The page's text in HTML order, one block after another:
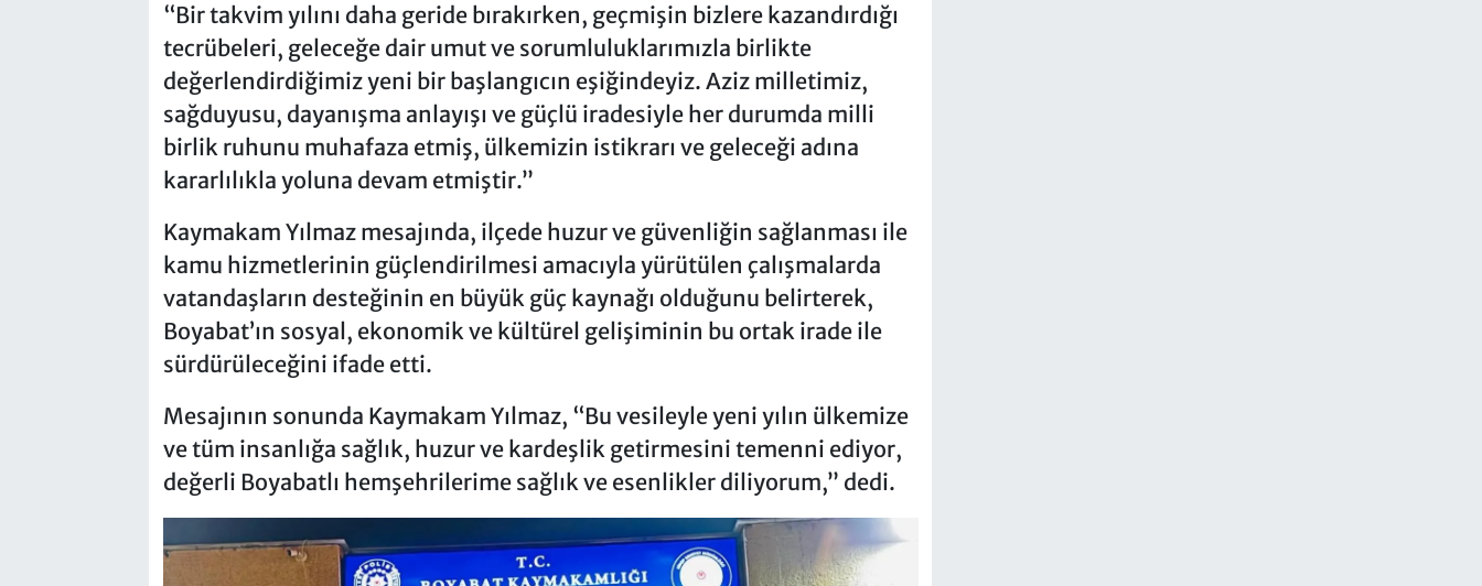
“Bir takvim yılını daha geride bırakırken, geçmişin bizlere kazandırdığı
tecrübeleri, geleceğe dair umut ve sorumluluklarımızla birlikte
değerlendirdiğimiz yeni bir başlangıcın eşiğindeyiz. Aziz milletimiz,
sağduyusu, dayanışma anlayışı ve güçlü iradesiyle her durumda milli
birlik ruhunu muhafaza etmiş, ülkemizin istikrarı ve geleceği adına
kararlılıkla yoluna devam etmiştir.”
Kaymakam Yılmaz mesajında, ilçede huzur ve güvenliğin sağlanması ile
kamu hizmetlerinin güçlendirilmesi amacıyla yürütülen çalışmalarda
vatandaşların desteğinin en büyük güç kaynağı olduğunu belirterek,
Boyabat’ın sosyal, ekonomik ve kültürel gelişiminin bu ortak irade ile
sürdürüleceğini ifade etti.
Mesajının sonunda Kaymakam Yılmaz, “Bu vesileyle yeni yılın ülkemize
ve tüm insanlığa sağlık, huzur ve kardeşlik getirmesini temenni ediyor,
değerli Boyabatlı hemşehrilerime sağlık ve esenlikler diliyorum,” dedi.